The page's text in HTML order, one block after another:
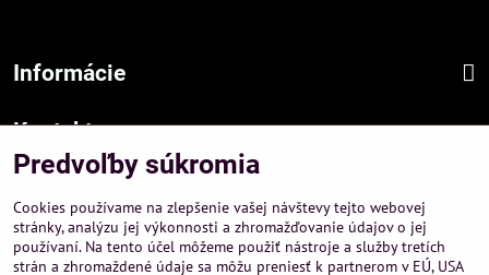
Informácie
Kontakt
Sídlo firmy :
Hurbanová 3807/21, 03601 Martin
Prevádzka a obchodné informácie :
Predvoľby súkromia
Cookies používame na zlepšenie vašej návštevy tejto webovej
stránky, analýzu jej výkonnosti a zhromažďovanie údajov o jej
používaní. Na tento účel môžeme použiť nástroje a služby tretích
strán a zhromaždené údaje sa môžu preniesť k partnerom v EÚ, USA